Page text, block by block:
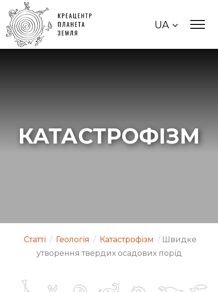
UA
КАТАСТРОФІЗМ
Статті / Геологія / Катастрофізм / Швидке
утворення твердих осадових порід